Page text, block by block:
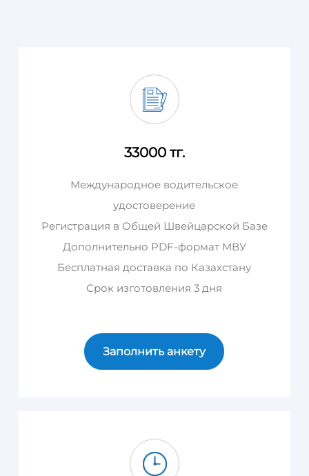
33000 тг.
Международное водительское
удостоверение
Регистрация в Общей Швейцарской Базе
Дополнительно PDF-формат МВУ
Бесплатная доставка по Казахстану
Срок изготовления 3 дня
Заполнить анкету